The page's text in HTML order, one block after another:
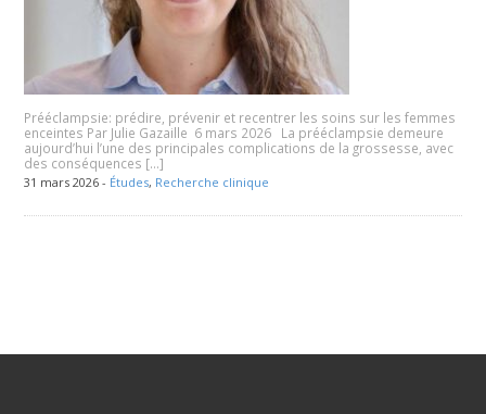
Prééclampsie: prédire, prévenir et recentrer les soins sur les femmes
enceintes Par Julie Gazaille 6 mars 2026 La prééclampsie demeure
aujourd’hui l’une des principales complications de la grossesse, avec
des conséquences […]
31 mars 2026 - Études, Recherche clinique